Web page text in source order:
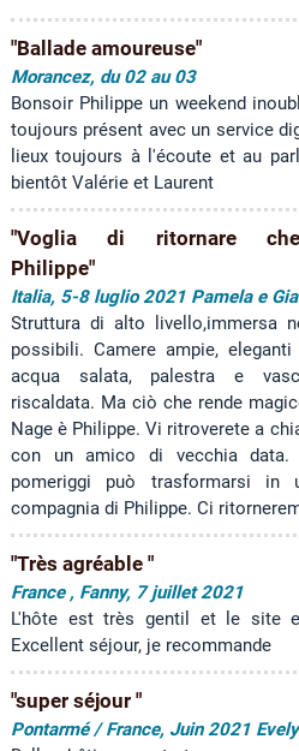
"Ballade amoureuse"
Morancez, du 02 au 03
Bonsoir Philippe un weekend
toujours présent avec un service
lieux toujours à l'écoute et au
bientôt Valérie et Laurent
"Voglia di ritornare
Philippe"
Italia, 5-8 luglio 2021 Pamela e
Struttura di alto livello,immersa
possibili. Camere ampie,
acqua salata, palestra e
riscaldata. Ma ciò che rende
Nage è Philippe. Vi ritroverete a
con un amico di vecchia
pomeriggi può trasformarsi in
compagnia di Philippe. Ci
"Très agréable "
France , Fanny, 7 juillet 2021
L'hôte est très gentil et le site
Excellent séjour, je recommande
"super séjour "
Pontarmé / France, Juin 2021